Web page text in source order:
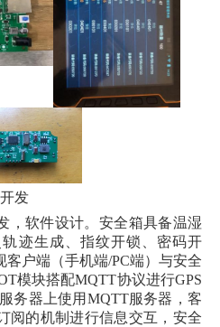
发
，软件设计。安全箱具备温湿
迹生成、指纹开锁、密码开
客户端（手机端/PC端）与安全
模块搭配MQTT协议进行GPS
务器上使用 MQTT服务器，客
阅的机制进行信息交互，安全